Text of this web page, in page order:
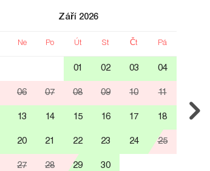
Září 2026
Ne Po Út St Čt Pá
01 02 03 04
06 07 08 09 10 11
13 14 15 16 17 18
20 21 22 23 24 25
27 28 29 30